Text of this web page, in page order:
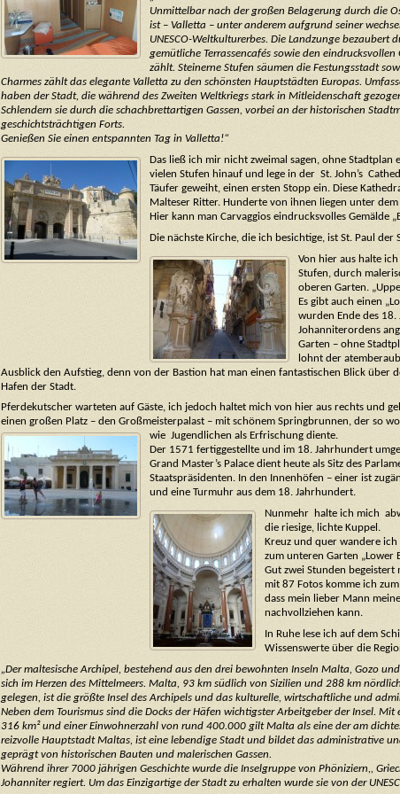
Unmittelbar nach der großen Belagerung durch die
ist – Valletta – unter anderem aufgrund seiner
UNESCO-Weltkulturerbes. Die Landzunge bezaubert
gemütliche Terrassencafés sowie den
zählt. Steinerne Stufen säumen die Festungsstadt
Charmes zählt das elegante Valletta zu den schönsten Hauptstädten Europas.
haben der Stadt, die während des Zweiten Weltkriegs stark in Mitleidenschaft
Schlendern sie durch die schachbrettartigen Gassen, vorbei an der historischen
geschichtsträchtigen Forts.
Genießen Sie einen entspannten Tag in Valletta!“
Das ließ ich mir nicht zweimal sagen, ohne
vielen Stufen hinauf und lege in der St. John’s
Täufer geweiht, einen ersten Stopp ein. Diese
Malteser Ritter. Hunderte von ihnen liegen unter
Hier kann man Carvaggios eindrucksvolles Gemälde
Die nächste Kirche, die ich besichtige, ist St. Paul der
Von hier aus halte
Stufen, durch
oberen Garten.
Es gibt auch einen
wurden Ende des
Johanniterordens
Garten – ohne
lohnt der
Ausblick den Aufstieg, denn von der Bastion hat man einen fantastischen Blick über
Hafen der Stadt.
Pferdekutscher warteten auf Gäste, ich jedoch haltet mich von hier aus rechts und
einen großen Platz – den Großmeisterpalast – mit schönem Springbrunnen, der so
wie Jugendlichen als Erfrischung diente.
Der 1571 fertiggestellte und im 18. Jahrhundert
Grand Master’s Palace dient heute als Sitz des
Staatspräsidenten. In den Innenhöfen – einer ist
und eine Turmuhr aus dem 18. Jahrhundert.
Nunmehr halte ich mich
die riesige, lichte Kuppel.
Kreuz und quer wandere
zum unteren Garten „Lower
Gut zwei Stunden begeistert
mit 87 Fotos komme ich
dass mein lieber Mann
nachvollziehen kann.
In Ruhe lese ich auf dem
Wissenswerte über die
„Der maltesische Archipel, bestehend aus den drei bewohnten Inseln Malta, Gozo
sich im Herzen des Mittelmeers. Malta, 93 km südlich von Sizilien und 288 km
gelegen, ist die größte Insel des Archipels und das kulturelle, wirtschaftliche und
Neben dem Tourismus sind die Docks der Häfen wichtigster Arbeitgeber der Insel. Mit
316 km² und einer Einwohnerzahl von rund 400.000 gilt Malta als eine der am
reizvolle Hauptstadt Maltas, ist eine lebendige Stadt und bildet das administrative
geprägt von historischen Bauten und malerischen Gassen.
Während ihrer 7000 jährigen Geschichte wurde die Inselgruppe von Phöniziern,,
Johanniter regiert. Um das Einzigartige der Stadt zu erhalten wurde sie von der